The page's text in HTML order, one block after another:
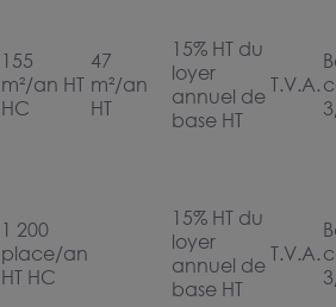
155
m²/an HT
HC
47
m²/an
HT
15% HT du
loyer
annuel de
base HT
T.V.A.
1 200
place/an
HT HC
15% HT du
loyer
annuel de
base HT
T.V.A.